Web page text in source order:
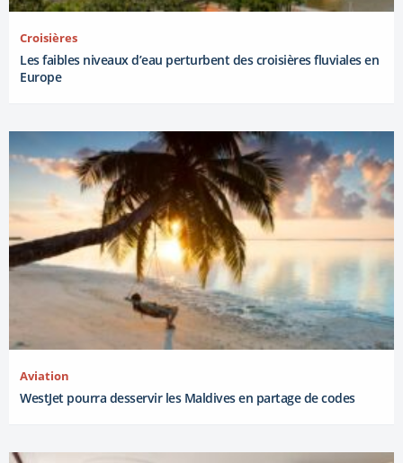
Croisières
Les faibles niveaux d’eau perturbent des croisières fluviales en
Europe
Aviation
WestJet pourra desservir les Maldives en partage de codes